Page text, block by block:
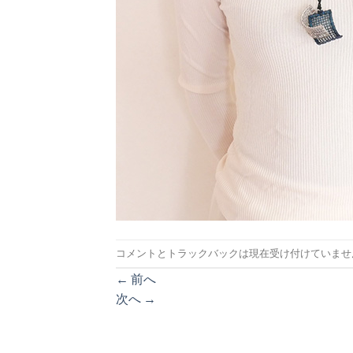
コメントとトラックバックは現在受け付けていま
← 前へ
次へ →